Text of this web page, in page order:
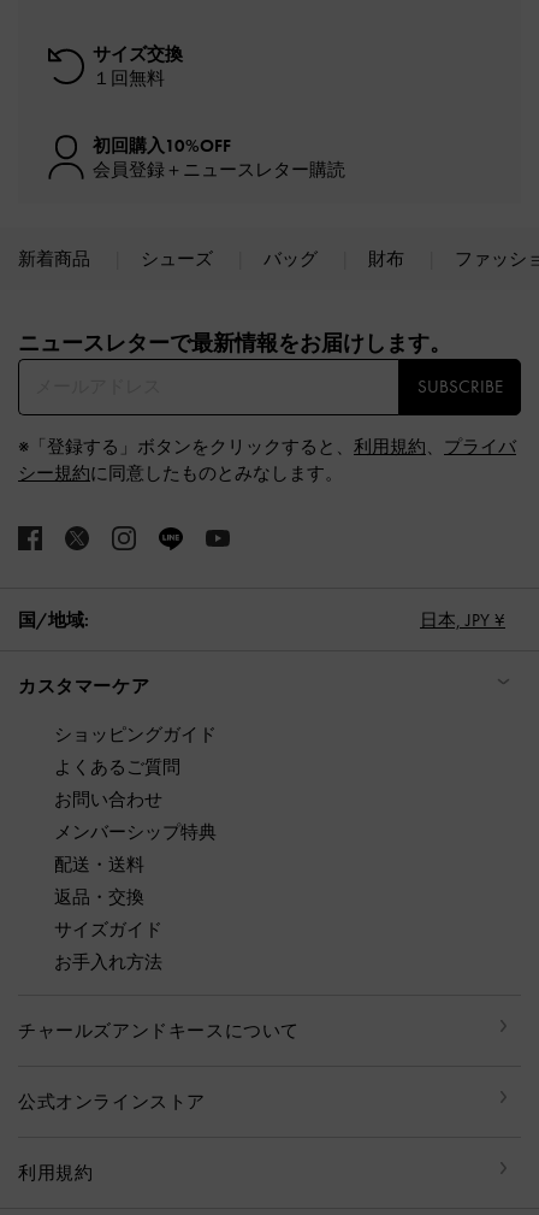
サイズ交換
１回無料
初回購入10%OFF
会員登録＋ニュースレター購読
新着商品 シューズ バッグ 財布 ファッシ
ニュースレターで最新情報をお届けします。​
SUBSCRIBE
※「登録する」ボタンをクリックすると、 利用規約、 プライバ
シー規約に同意したものとみなします。
国/地域: 日本, JPY ¥
カスタマーケア
ショッピングガイド
よくあるご質問
お問い合わせ
メンバーシップ特典
配送・送料
返品・交換
サイズガイド
お手入れ方法
チャールズアンドキースについて
公式オンラインストア
利用規約